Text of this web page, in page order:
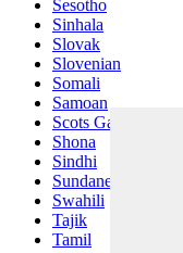
Sesotho
Sinhala
Slovak
Slovenian
Somali
Samoan
Scots Gaelic
Shona
Sindhi
Sundanese
Swahili
Tajik
Tamil